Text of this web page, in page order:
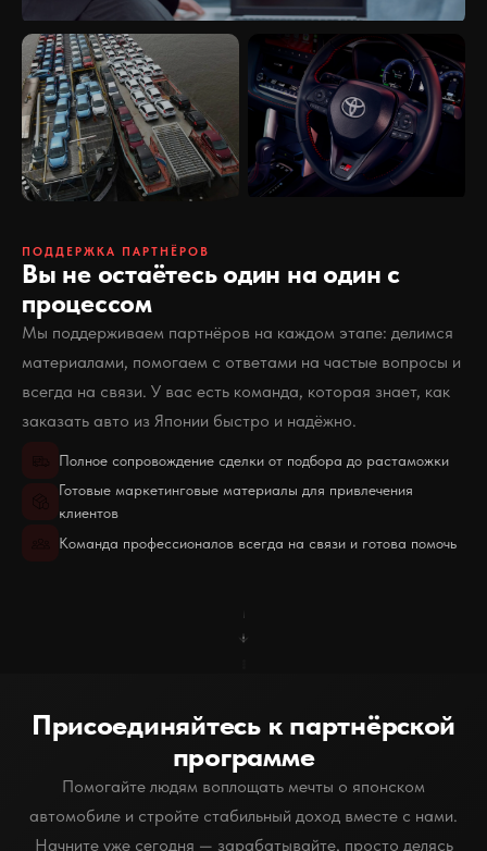
ПОДДЕРЖКА ПАРТНЁРОВ
Вы не остаётесь один на один с
процессом
Мы поддерживаем партнёров на каждом этапе: делимся
материалами, помогаем с ответами на частые вопросы и
всегда на связи. У вас есть команда, которая знает, как
заказать авто из Японии быстро и надёжно.
Полное сопровождение сделки от подбора до растаможки
Готовые маркетинговые материалы для привлечения
клиентов
Команда профессионалов всегда на связи и готова помочь
Присоединяйтесь к партнёрской
программе
Помогайте людям воплощать мечты о японском
автомобиле и стройте стабильный доход вместе с нами.
Начните уже сегодня — зарабатывайте, просто делясь